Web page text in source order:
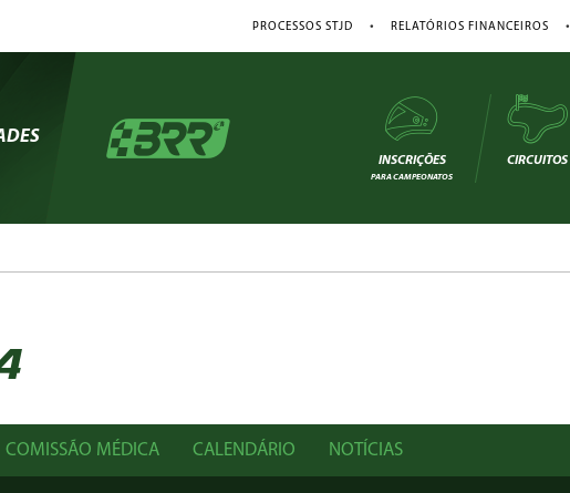
PROCESSOS STJD • RELATÓRIOS FINANCEIROS •
INSCRIÇÕES
PARA CAMPEONATOS
CIRCUITOS
COMISSÃO MÉDICA CALENDÁRIO NOTÍCIAS